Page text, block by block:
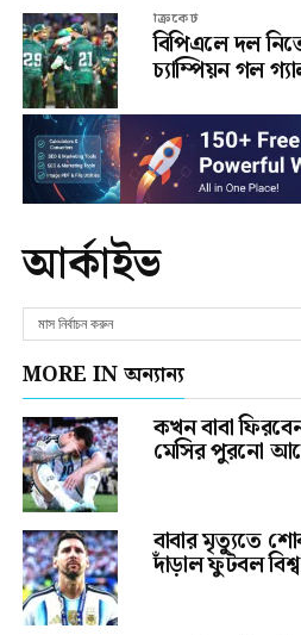
ক্রিকেট
বিপিএলে দল
চ্যাম্পিয়ন গল
আর্কাইভ
MORE IN অন্যান্য
কখন বাবা
মেসির পুরনো
বাবার মৃত্যুতে
দাঁড়াল ফুটবল বিশ্ব